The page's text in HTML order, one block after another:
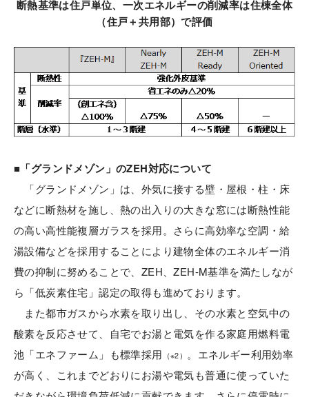
断熱基準は住戸単位、一次エネルギーの削減率は住棟全体
（住戸＋共用部）で評価
■「グランドメゾン」のZEH対応について
「グランドメゾン」は、外気に接する壁・屋根・柱・床
などに断熱材を施し、熱の出入りの大きな窓には断熱性能
の高い高性能複層ガラスを採用。さらに高効率な空調・給
湯設備などを採用することにより建物全体のエネルギー消
費の抑制に努めることで、ZEH、ZEH-M基準を満たしなが
ら「低炭素住宅」認定の取得も進めております。
また都市ガスから水素を取り出し、その水素と空気中の
酸素を反応させて、自宅でお湯と電気を作る家庭用燃料電
池「エネファーム」も標準採用 （※2） 。エネルギー利用効率
が高く、これまでどおりにお湯や電気も普通に使っていた